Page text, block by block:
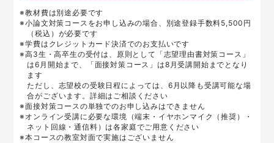
※教材費は別途必要です
※小論文対策コースをお申し込みの場合、別途登録手数料5,500円
（税込）が必要です
※学費はクレジットカード決済でのお支払いです
※高3生・高卒生の受付は、原則として「志望理由書対策コース」
は6月開始まで、「面接対策コース」は8月受講開始までとなり
ます
ただし、志望校の受験日程によっては、6月以降も受講可能な場
合がございます。詳細はご相談ください
※面接対策コースの単独でのお申し込みはできません
※オンライン受講に必要な環境（端末・イヤホンマイク（推奨）・
ネット回線・通信料）は各家庭でご用意ください
※本コースの教室対面で実施はございません